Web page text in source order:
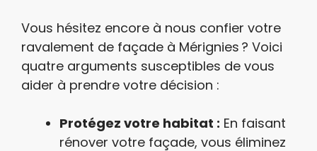
Vous hésitez encore à nous confier votre
ravalement de façade à Mérignies ? Voici
quatre arguments susceptibles de vous
aider à prendre votre décision :
Protégez votre habitat : En faisant
rénover votre façade, vous éliminez